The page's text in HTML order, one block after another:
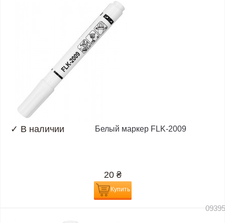
✓ В наличии Белый маркер FLK-2009
20 ₴
Купить